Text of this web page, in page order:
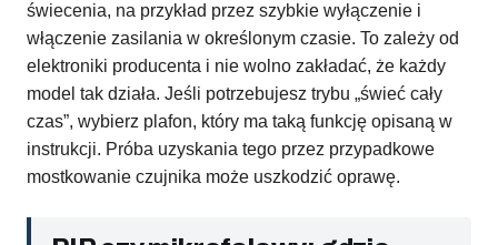
świecenia, na przykład przez szybkie wyłączenie i
włączenie zasilania w określonym czasie. To zależy od
elektroniki producenta i nie wolno zakładać, że każdy
model tak działa. Jeśli potrzebujesz trybu „świeć cały
czas”, wybierz plafon, który ma taką funkcję opisaną w
instrukcji. Próba uzyskania tego przez przypadkowe
mostkowanie czujnika może uszkodzić oprawę.